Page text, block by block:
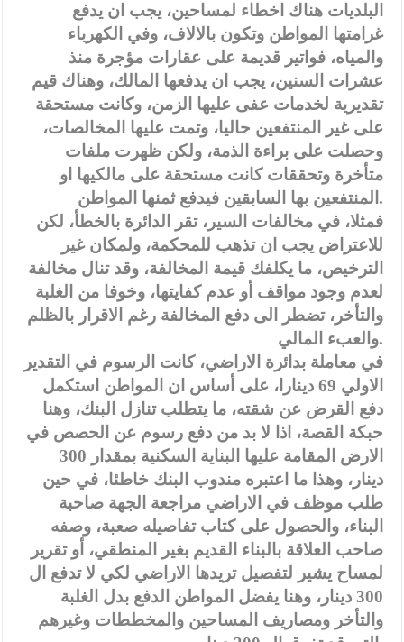
البلديات هناك اخطاء لمساحين، يجب ان يدفع
غرامتها المواطن وتكون بالالاف، وفي الكهرباء
والمياه، فواتير قديمة على عقارات مؤجرة منذ
عشرات السنين، يجب ان يدفعها المالك، وهناك قيم
تقديرية لخدمات عفى عليها الزمن، وكانت مستحقة
على غير المنتفعين حاليا، وتمت عليها المخالصات،
وحصلت على براءة الذمة، ولكن ظهرت ملفات
متأخرة وتحققات كانت مستحقة على مالكيها او
المنتفعين بها السابقين فيدفع ثمنها المواطن.
فمثلا، في مخالفات السير، تقر الدائرة بالخطأ، لكن
للاعتراض يجب ان تذهب للمحكمة، ولمكان غير
الترخيص، ما يكلفك قيمة المخالفة، وقد تنال مخالفة
لعدم وجود مواقف أو عدم كفايتها، وخوفا من الغلبة
والتأخر، تضطر الى دفع المخالفة رغم الاقرار بالظلم
والعبء المالي.
في معاملة بدائرة الاراضي، كانت الرسوم في التقدير
الاولي 69 دينارا، على أساس ان المواطن استكمل
دفع القرض عن شقته، ما يتطلب تنازل البنك، وهنا
حبكة القصة، اذا لا بد من دفع رسوم عن الحصص في
الارض المقامة عليها البناية السكنية بمقدار 300
دينار، وهذا ما اعتبره مندوب البنك خاطئا، في حين
طلب موظف في الاراضي مراجعة الجهة صاحبة
البناء، والحصول على كتاب تفاصيله صعبة، وصفه
صاحب العلاقة بالبناء القديم بغير المنطقي، أو تقرير
لمساح يشير لتفصيل تريدها الاراضي لكي لا تدفع ال
300 دينار، وهنا يفضل المواطن الدفع بدل الغلبة
والتأخر ومصاريف المساحين والمخططات وغيرهم